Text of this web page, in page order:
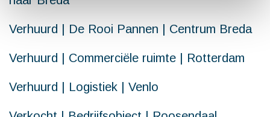
Verhuurd | De Rooi Pannen | Centrum Breda
Verhuurd | Commerciële ruimte | Rotterdam
Verhuurd | Logistiek | Venlo